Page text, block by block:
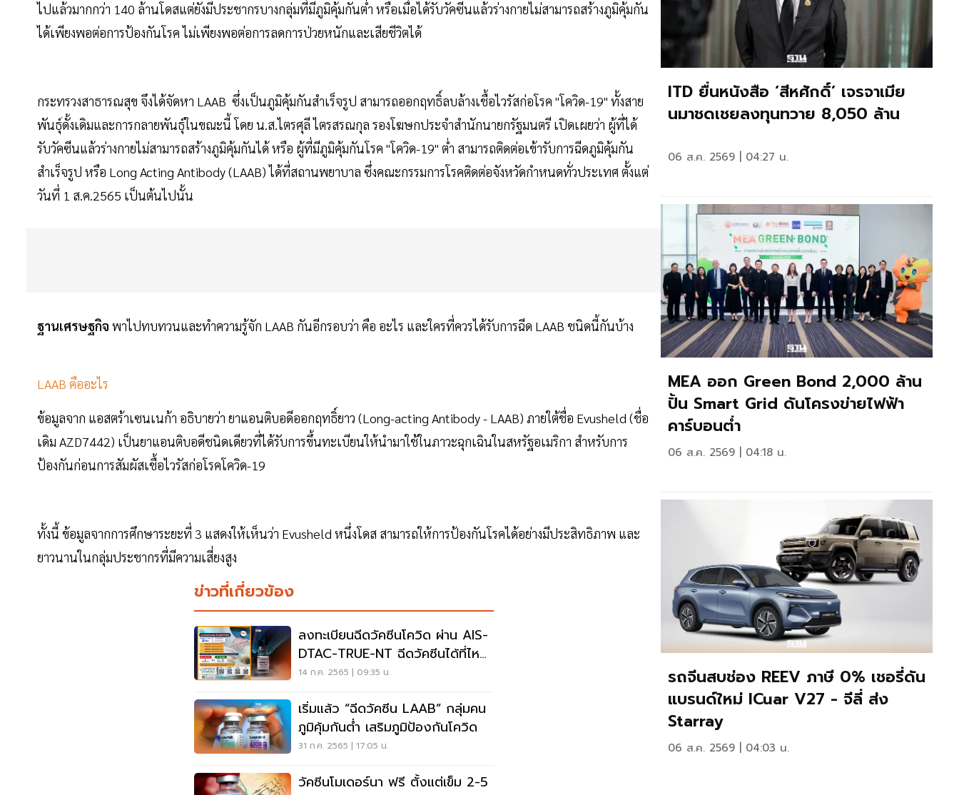
ไปแล้วมากกว่า 140 ล้านโดสแต่ยังมีประชากรบางกลุ่มที่มีภูมิคุ้มกันต่ำ หรือเมื่อได้รับวัคซีนแล้วร่างกายไม่สามารถสร้างภูมิคุ้มกัน
ได้เพียงพอต่อการป้องกันโรค ไม่เพียงพอต่อการลดการป่วยหนักและเสียชีวิตได้
กระทรวงสาธารณสุข จึงได้จัดหา LAAB ซึ่งเป็นภูมิคุ้มกันสำเร็จรูป สามารถออกฤทธิ์ลบล้างเชื้อไวรัสก่อโรค "โควิด-19" ทั้งสาย
พันธุ์ดั้งเดิมและการกลายพันธุ์ในขณะนี้ โดย น.ส.ไตรศุลี ไตรสรณกุล รองโฆษกประจําสํานักนายกรัฐมนตรี เปิดเผยว่า ผู้ที่ได้
รับวัคซีนแล้วร่างกายไม่สามารถสร้างภูมิคุ้มกันได้ หรือ ผู้ที่มีภูมิคุ้มกันโรค "โควิด-19" ต่ำ สามารถติดต่อเข้ารับการฉีดภูมิคุ้มกัน
สำเร็จรูป หรือ Long Acting Antibody (LAAB) ได้ที่สถานพยาบาล ซึ่งคณะกรรมการโรคติดต่อจังหวัดกำหนดทั่วประเทศ ตั้งแต่
วันที่ 1 ส.ค.2565 เป็นต้นไปนั้น
ฐานเศรษฐกิจ พาไปทบทวนและทำความรู้จัก LAAB กันอีกรอบว่า คือ อะไร และใครที่ควรได้รับการฉีด LAAB ชนิดนี้กันบ้าง
LAAB คืออะไร
ข้อมูลจาก แอสตร้าเซนเนก้า อธิบายว่า ยาแอนติบอดีออกฤทธิ์ยาว (Long-acting Antibody - LAAB) ภายใต้ชื่อ Evusheld (ชื่อ
เดิม AZD7442) เป็นยาแอนติบอดีชนิดเดียวที่ได้รับการขึ้นทะเบียนให้นำมาใช้ในภาวะฉุกเฉินในสหรัฐอเมริกา สำหรับการ
ป้องกันก่อนการสัมผัสเชื้อไวรัสก่อโรคโควิด-19
ทั้งนี้ ข้อมูลจากการศึกษาระยะที่ 3 แสดงให้เห็นว่า Evusheld หนึ่งโดส สามารถให้การป้องกันโรคได้อย่างมีประสิทธิภาพ และ
ยาวนานในกลุ่มประชากรที่มีความเสี่ยงสูง
ข่าวที่เกี่ยวข้อง
ลงทะเบียนฉีดวัคซีนโควิด ผ่าน AIS-
DTAC-TRUE-NT ฉีดวัคซีนได้ที่ไหน
ดูที่นี่
14 ก.ค. 2565 | 09:35 น.
เริ่มแล้ว “ฉีดวัคซีน LAAB” กลุ่มคน
ภูมิคุ้มกันต่ำ เสริมภูมิป้องกันโควิด
31 ก.ค. 2565 | 17:05 น.
วัคซีนโมเดอร์นา ฟรี ตั้งแต่เข็ม 2-5
ITD ยื่นหนังสือ ‘สีหศักดิ์’ เจรจาเมีย
นมาชดเชยลงทุนทวาย 8,050 ล้าน
06 ส.ค. 2569 | 04:27 น.
MEA ออก Green Bond 2,000 ล้าน
ปั้น Smart Grid ดันโครงข่ายไฟฟ้า
คาร์บอนต่ำ
06 ส.ค. 2569 | 04:18 น.
รถจีนสบช่อง REEV ภาษี 0% เชอรี่ดัน
แบรนด์ใหม่ ICuar V27 - จีลี่ ส่ง
Starray
06 ส.ค. 2569 | 04:03 น.